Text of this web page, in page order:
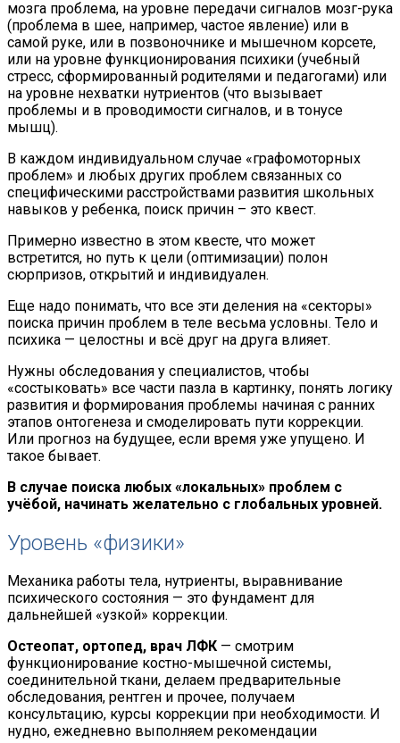
мозга проблема, на уровне передачи сигналов мозг-рука
(проблема в шее, например, частое явление) или в
самой руке, или в позвоночнике и мышечном корсете,
или на уровне функционирования психики (учебный
стресс, сформированный родителями и педагогами) или
на уровне нехватки нутриентов (что вызывает
проблемы и в проводимости сигналов, и в тонусе
мышц).
В каждом индивидуальном случае «графомоторных
проблем» и любых других проблем связанных со
специфическими расстройствами развития школьных
навыков у ребенка, поиск причин – это квест.
Примерно известно в этом квесте, что может
встретится, но путь к цели (оптимизации) полон
сюрпризов, открытий и индивидуален.
Еще надо понимать, что все эти деления на «секторы»
поиска причин проблем в теле весьма условны. Тело и
психика — целостны и всё друг на друга влияет.
Нужны обследования у специалистов, чтобы
«состыковать» все части пазла в картинку, понять логику
развития и формирования проблемы начиная с ранних
этапов онтогенеза и смоделировать пути коррекции.
Или прогноз на будущее, если время уже упущено. И
такое бывает.
В случае поиска любых «локальных» проблем с
учёбой, начинать желательно с глобальных уровней.
Уровень «физики»
Механика работы тела, нутриенты, выравнивание
психического состояния — это фундамент для
дальнейшей «узкой» коррекции.
Остеопат, ортопед, врач ЛФК — смотрим
функционирование костно-мышечной системы,
соединительной ткани, делаем предварительные
обследования, рентген и прочее, получаем
консультацию, курсы коррекции при необходимости. И
нудно, ежедневно выполняем рекомендации